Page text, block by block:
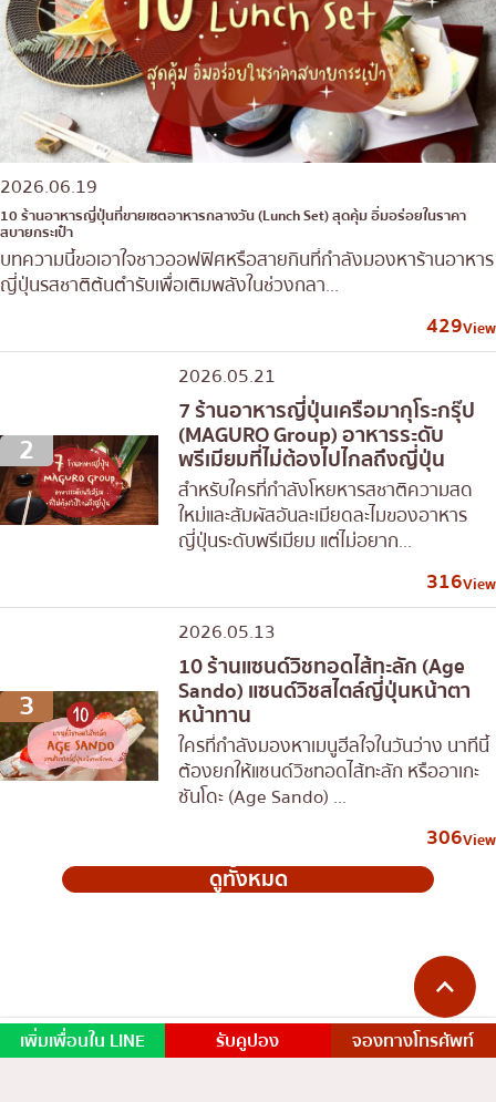
2026.06.19
10 ร้านอาหารญี่ปุ่นที่ขายเซตอาหารกลางวัน (Lunch Set) สุดคุ้ม อิ่มอร่อยในราคา
สบายกระเป๋า
บทความนี้ขอเอาใจชาวออฟฟิศหรือสายกินที่กำลังมองหาร้านอาหาร
ญี่ปุ่นรสชาติต้นตำรับเพื่อเติมพลังในช่วงกลา...
429View
2
2026.05.21
7 ร้านอาหารญี่ปุ่นเครือมากุโระกรุ๊ป
(MAGURO Group) อาหารระดับ
พรีเมียมที่ไม่ต้องไปไกลถึงญี่ปุ่น
สำหรับใครที่กำลังโหยหารสชาติความสด
ใหม่และสัมผัสอันละเมียดละไมของอาหาร
ญี่ปุ่นระดับพรีเมียม แต่ไม่อยาก...
316View
3
2026.05.13
10 ร้านแซนด์วิชทอดไส้ทะลัก (Age
Sando) แซนด์วิชสไตล์ญี่ปุ่นหน้าตา
หน้าทาน
ใครที่กำลังมองหาเมนูฮีลใจในวันว่าง นาทีนี้
ต้องยกให้แซนด์วิชทอดไส้ทะลัก หรืออาเกะ
ซันโดะ (Age Sando) ...
306View
ดูทั้งหมด
เพิ่มเพื่อนใน LINE รับคูปอง จองทางโทรศัพท์